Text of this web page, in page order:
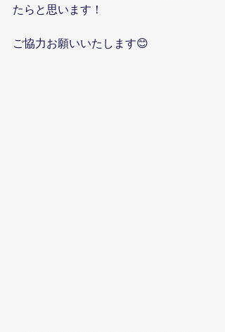
たらと思います！
ご協力お願いいたします😊